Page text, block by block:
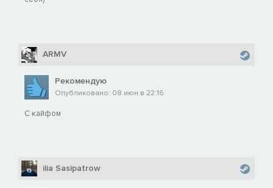
ARMV
Рекомендую
Опубликовано: 08 июн в 22:16
С кайфом
ilia Sasipatrow